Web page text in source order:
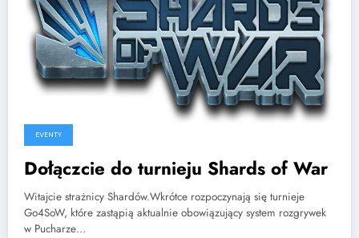
EVENTY
Dołączcie do turnieju Shards of War
Witajcie strażnicy Shardów.Wkrótce rozpoczynają się turnieje
Go4SoW, które zastąpią aktualnie obowiązujący system rozgrywek
w Pucharze…